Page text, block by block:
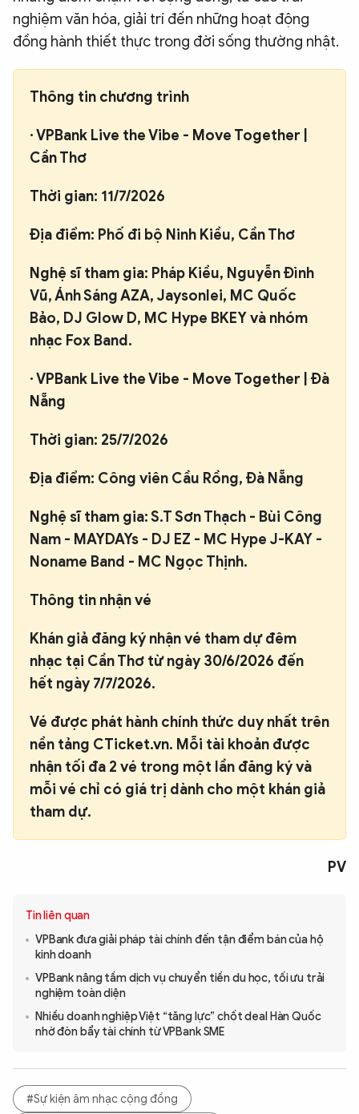
nghiệm văn hóa, giải trí đến những hoạt động
đồng hành thiết thực trong đời sống thường nhật.
Thông tin chương trình
·VPBank Live the Vibe - Move Together |
Cần Thơ
Thời gian: 11/7/2026
Địa điểm: Phố đi bộ Ninh Kiều, Cần Thơ
Nghệ sĩ tham gia: Pháp Kiều, Nguyễn Đình
Vũ, Ánh Sáng AZA, Jaysonlei, MC Quốc
Bảo, DJ Glow D, MC Hype BKEY và nhóm
nhạc Fox Band.
·VPBank Live the Vibe - Move Together | Đà
Nẵng
Thời gian: 25/7/2026
Địa điểm: Công viên Cầu Rồng, Đà Nẵng
Nghệ sĩ tham gia:S.T Sơn Thạch - Bùi Công
Nam - MAYDAYs - DJ EZ - MC Hype J-KAY -
Noname Band - MC Ngọc Thịnh.
Thông tin nhận vé
Khán giả đăng ký nhận vé tham dự đêm
nhạc tại Cần Thơ từ ngày 30/6/2026 đến
hết ngày 7/7/2026.
Vé được phát hành chính thức duy nhất trên
nền tảng CTicket.vn. Mỗi tài khoản được
nhận tối đa 2 vé trong một lần đăng ký và
mỗi vé chỉ có giá trị dành cho một khán giả
tham dự.
PV
Tin liên quan
VPBank đưa giải pháp tài chính đến tận điểm bán của hộ
kinh doanh
VPBank nâng tầm dịch vụ chuyển tiền du học, tối ưu trải
nghiệm toàn diện
Nhiều doanh nghiệp Việt “tăng lực” chốt deal Hàn Quốc
nhờ đòn bẩy tài chính từ VPBank SME
#Sự kiện âm nhạc cộng đồng